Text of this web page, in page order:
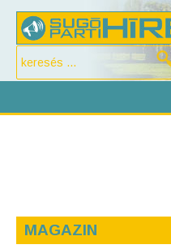
MAGAZIN